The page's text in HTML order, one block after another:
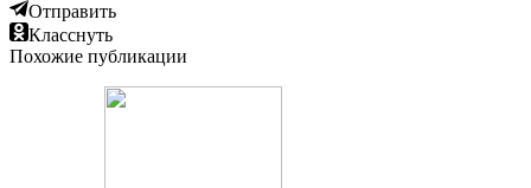
Отправить
Класснуть
Похожие публикации